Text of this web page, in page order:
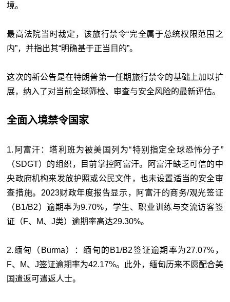
境。
最高法院当时裁定，该旅行禁令“完全属于总统权限范围之
内”，并指出其“明确基于正当目的”。
这次的新公告是在特朗普第一任期旅行禁令的基础上加以扩
展，纳入了对当前全球筛检、审查与安全风险的最新评估。
全面入境禁令国家
1.阿富汗：塔利班为被美国列为“特别指定全球恐怖分子”
（SDGT）的组织，目前掌控阿富汗。阿富汗缺乏可信的中
央政府机构来发放护照或公民文件，也未设置适当的安全审
查措施。2023财政年度报告显示，阿富汗的商务/观光签证
（B1/B2）逾期率为9.70%，学生、职业训练与交流访客签
证（F、M、J类）逾期率高达29.30%。
2.缅甸（Burma）：缅甸的B1/B2签证逾期率为27.07%，
F、M、J签证逾期率为42.17%。此外，缅甸历来不愿配合美
国遣返可遣返人士。